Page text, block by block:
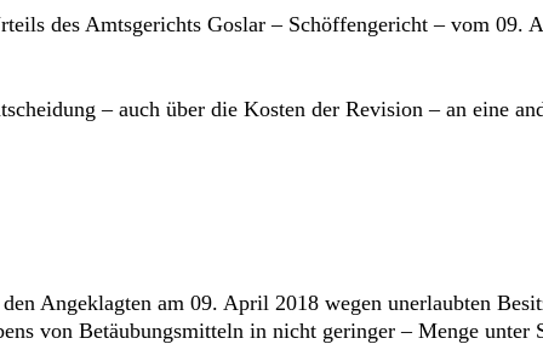
des Amtsgerichts Goslar – Schöffengericht – vom 09.
– auch über die Kosten der Revision – an eine
Angeklagten am 09. April 2018 wegen unerlaubten
von Betäubungsmitteln in nicht geringer – Menge unter